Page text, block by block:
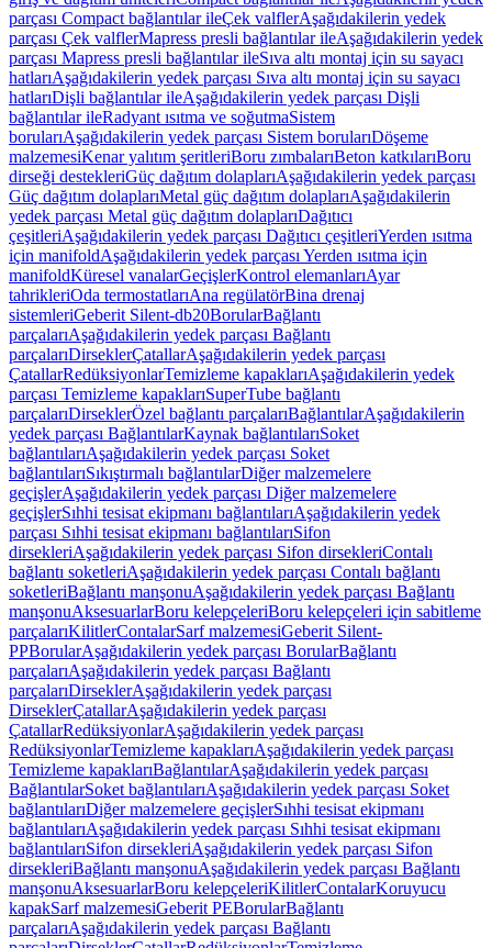
parçası Compact bağlantılar ileÇek valflerAşağıdakilerin yedek
parçası Çek valflerMapress presli bağlantılar ileAşağıdakilerin yedek
parçası Mapress presli bağlantılar ileSıva altı montaj için su sayacı
hatlarıAşağıdakilerin yedek parçası Sıva altı montaj için su sayacı
hatlarıDişli bağlantılar ileAşağıdakilerin yedek parçası Dişli
bağlantılar ileRadyant ısıtma ve soğutmaSistem
borularıAşağıdakilerin yedek parçası Sistem borularıDöşeme
malzemesiKenar yalıtım şeritleriBoru zımbalarıBeton katkılarıBoru
dirseği destekleriGüç dağıtım dolaplarıAşağıdakilerin yedek parçası
Güç dağıtım dolaplarıMetal güç dağıtım dolaplarıAşağıdakilerin
yedek parçası Metal güç dağıtım dolaplarıDağıtıcı
çeşitleriAşağıdakilerin yedek parçası Dağıtıcı çeşitleriYerden ısıtma
için manifoldAşağıdakilerin yedek parçası Yerden ısıtma için
manifoldKüresel vanalarGeçişlerKontrol elemanlarıAyar
tahrikleriOda termostatlarıAna regülatörBina drenaj
sistemleriGeberit Silent-db20BorularBağlantı
parçalarıAşağıdakilerin yedek parçası Bağlantı
parçalarıDirseklerÇatallarAşağıdakilerin yedek parçası
ÇatallarRedüksiyonlarTemizleme kapaklarıAşağıdakilerin yedek
parçası Temizleme kapaklarıSuperTube bağlantı
parçalarıDirseklerÖzel bağlantı parçalarıBağlantılarAşağıdakilerin
yedek parçası BağlantılarKaynak bağlantılarıSoket
bağlantılarıAşağıdakilerin yedek parçası Soket
bağlantılarıSıkıştırmalı bağlantılarDiğer malzemelere
geçişlerAşağıdakilerin yedek parçası Diğer malzemelere
geçişlerSıhhi tesisat ekipmanı bağlantılarıAşağıdakilerin yedek
parçası Sıhhi tesisat ekipmanı bağlantılarıSifon
dirsekleriAşağıdakilerin yedek parçası Sifon dirsekleriContalı
bağlantı soketleriAşağıdakilerin yedek parçası Contalı bağlantı
soketleriBağlantı manşonuAşağıdakilerin yedek parçası Bağlantı
manşonuAksesuarlarBoru kelepçeleriBoru kelepçeleri için sabitleme
parçalarıKilitlerContalarSarf malzemesiGeberit Silent-
PPBorularAşağıdakilerin yedek parçası BorularBağlantı
parçalarıAşağıdakilerin yedek parçası Bağlantı
parçalarıDirseklerAşağıdakilerin yedek parçası
DirseklerÇatallarAşağıdakilerin yedek parçası
ÇatallarRedüksiyonlarAşağıdakilerin yedek parçası
RedüksiyonlarTemizleme kapaklarıAşağıdakilerin yedek parçası
Temizleme kapaklarıBağlantılarAşağıdakilerin yedek parçası
BağlantılarSoket bağlantılarıAşağıdakilerin yedek parçası Soket
bağlantılarıDiğer malzemelere geçişlerSıhhi tesisat ekipmanı
bağlantılarıAşağıdakilerin yedek parçası Sıhhi tesisat ekipmanı
bağlantılarıSifon dirsekleriAşağıdakilerin yedek parçası Sifon
dirsekleriBağlantı manşonuAşağıdakilerin yedek parçası Bağlantı
manşonuAksesuarlarBoru kelepçeleriKilitlerContalarKoruyucu
kapakSarf malzemesiGeberit PEBorularBağlantı
parçalarıAşağıdakilerin yedek parçası Bağlantı